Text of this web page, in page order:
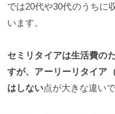
では20代や30代のうちに
います。
セミリタイアは生活費の
すが、アーリーリタイア
はしない点が大きな違いで